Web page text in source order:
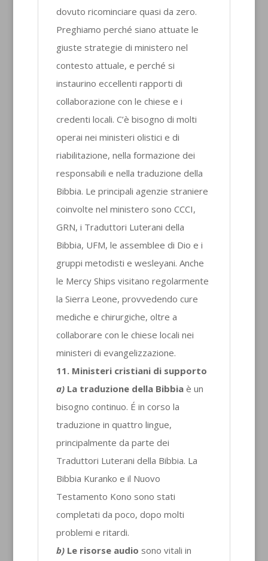
dovuto ricominciare quasi da zero.
Preghiamo perché siano attuate le
giuste strategie di ministero nel
contesto attuale, e perché si
instaurino eccellenti rapporti di
collaborazione con le chiese e i
credenti locali. C’è bisogno di molti
operai nei ministeri olistici e di
riabilitazione, nella formazione dei
responsabili e nella traduzione della
Bibbia. Le principali agenzie straniere
coinvolte nel ministero sono CCCI,
GRN, i Traduttori Luterani della
Bibbia, UFM, le assemblee di Dio e i
gruppi metodisti e wesleyani. Anche
le Mercy Ships visitano regolarmente
la Sierra Leone, provvedendo cure
mediche e chirurgiche, oltre a
collaborare con le chiese locali nei
ministeri di evangelizzazione.
11. Ministeri cristiani di supporto
a)La traduzione della Bibbiaè un
bisogno continuo. É in corso la
traduzione in quattro lingue,
principalmente da parte dei
Traduttori Luterani della Bibbia. La
Bibbia Kuranko e il Nuovo
Testamento Kono sono stati
completati da poco, dopo molti
problemi e ritardi.
b) Le risorse audio sono vitali in